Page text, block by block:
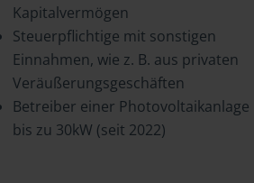
Kapitalvermögen
Steuerpflichtige mit sonstigen
Einnahmen, wie z. B. aus privaten
Veräußerungsgeschäften
Betreiber einer Photovoltaikanlage
bis zu 30kW (seit 2022)